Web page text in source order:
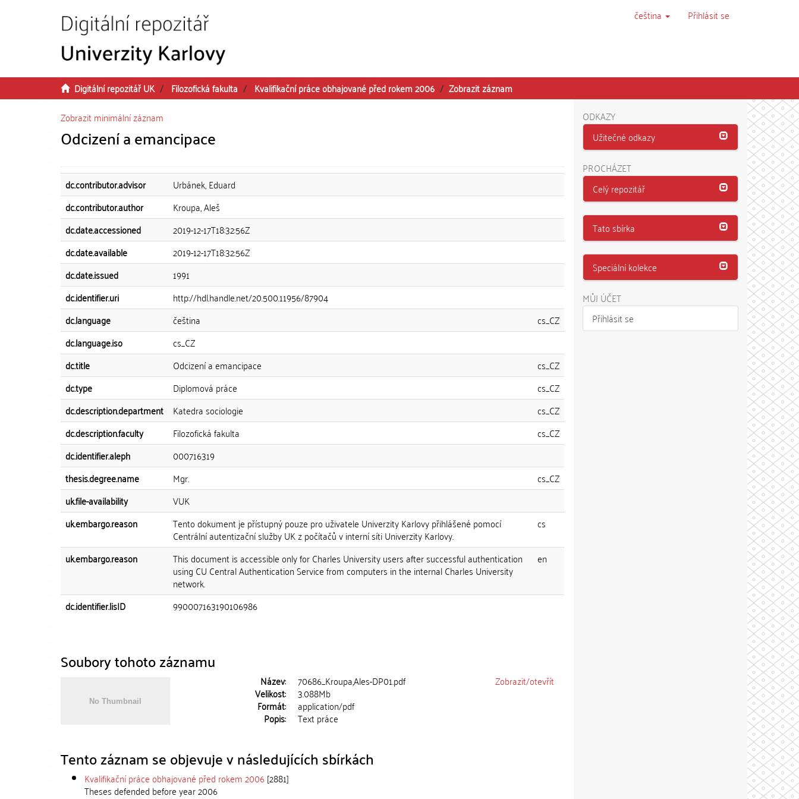
čeština Přihlásit se
Digitální repozitář UK Filozofická fakulta Kvalifikační práce obhajované před rokem 2006
Zobrazit záznam
Zobrazit minimální záznam
Odcizení a emancipace
dc.contributor.advisor
Urbánek, Eduard
dc.contributor.author
Kroupa, Aleš
dc.date.accessioned
2019-12-17T18:32:56Z
dc.date.available
2019-12-17T18:32:56Z
dc.date.issued
1991
dc.identifier.uri
http://hdl.handle.net/20.500.11956/87904
dc.language
čeština
cs_CZ
dc.language.iso
cs_CZ
dc.title
Odcizení a emancipace
cs_CZ
dc.type
Diplomová práce
cs_CZ
dc.description.department
Katedra sociologie
cs_CZ
dc.description.faculty
Filozofická fakulta
cs_CZ
dc.identifier.aleph
000716319
thesis.degree.name
Mgr.
cs_CZ
uk.file-availability
VUK
uk.embargo.reason
Tento dokument je přístupný pouze pro uživatele Univerzity Karlovy přihlášené pomocí
Centrální autentizační služby UK z počítačů v interní síti Univerzity Karlovy.
cs
uk.embargo.reason This document is accessible only for Charles University users after successful authentication
using CU Central Authentication Service from computers in the internal Charles University
network.
en
dc.identifier.lisID 990007163190106986
Soubory tohoto záznamu
Název: 70686_Kroupa,Ales-DP01.pdf
Velikost: 3.088Mb
Formát: application/pdf
Popis: Text práce
Zobrazit/otevřít
Tento záznam se objevuje v následujících sbírkách
Kvalifikační práce obhajované před rokem 2006[2881]
Theses defended before year 2006
ODKAZY
Užitečné odkazy
PROCHÁZET
Celý repozitář
Tato sbírka
Speciální kolekce
MŮJ ÚČET
Přihlásit se